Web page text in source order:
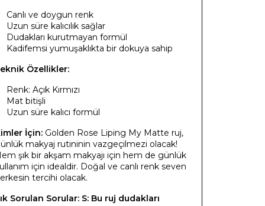
Canlı ve doygun renk
Uzun süre kalıcılık sağlar
Dudakları kurutmayan formül
Kadifemsi yumuşaklıkta bir dokuya sahip
Özellikler:
Renk: Açık Kırmızı
Mat bitişli
Uzun süre kalıcı formül
İçin: Golden Rose Liping My Matte ruj,
makyaj rutininin vazgeçilmezi olacak!
şık bir akşam makyajı için hem de günlük
için idealdir. Doğal ve canlı renk seven
tercihi olacak.
Sorulan Sorular: S: Bu ruj dudakları